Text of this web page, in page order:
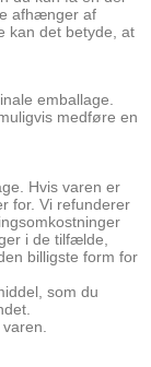
afhænger af
kan det betyde, at
emballage.
medføre en
Hvis varen er
for. Vi refunderer
i de tilfælde,
billigste form for
som du